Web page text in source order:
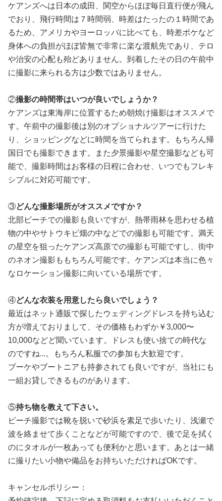
ケアンズへは日本の成田、関空からほぼ毎日直行便が飛ん
でおり、飛行時間は７時間弱、時差はたったの１時間であ
るため、アメリカやヨーロッパに比べても、時差ボケなど
身体への負担がほぼ皆無で非常に楽な渡航先であり、テロ
や治安の心配も殆どありません。到着したその日の午前中
に撮影に来られる方は少数ではありません。
②撮影の時間帯はいつが良いでしょうか？
ケアンズは東海岸に位置するため朝焼け撮影はオススメで
す。午前中の撮影後は別のオプショナルツアーに行けた
り、ショッピングなどに時間を当てられます。もちろん帰
国日でも撮影できます。また夕景撮影や星空撮影なども可
能で、撮影時間はお客様の日程に合わせ、いつでもフレキ
シブルに対応可能です。
③どんな撮影場所がオススメですか？
北部ビーチでの撮影も良いですが、熱帯雨林を思わせる植
物の中やサトウキビ畑の中などでの撮影も可能です。満天
の星空を狙ったケアンズ高原での撮影も可能ですし、街中
のネオン撮影ももちろん可能です。ケアンズは本当に色々
なロケーション撮影に向いている場所です。
④どんな衣装を用意したら良いでしょう？
最近はネット通販で探したウェディングドレスを持ち込む
方が増えておりまして、その価格もわずか￥3,000〜
10,000などど聞いています。ドレスも使い捨ての時代な
のですね...。
もちろん私服での参加も大歓迎です。
ブーケやブートニアも持参されても良いですが、当社にも
一組お貸しできるものがあります。
⑤持ち物を教えて下さい。
ビーチ撮影では靴を脱いで砂浜を素足で歩いたり、浅瀬で
波を絡ませて歩くことなどが可能ですので、後で足を拭く
のにタオルが一枚あっても便利かと思います。あとは一緒
に撮りたい小物や備品をお持ちいただければOKです。
キャンセルポリシー：